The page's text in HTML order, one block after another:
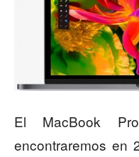
El MacBook
encontraremos en